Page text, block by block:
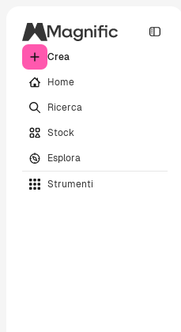
Crea
Home
Ricerca
Stock
Esplora
Strumenti